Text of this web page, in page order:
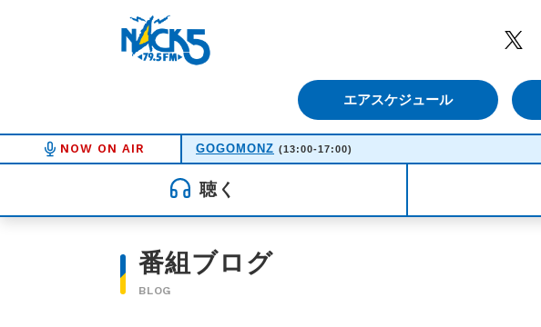
エアスケジュール
NOW ON AIR GOGOMONZ (13:00-17:00)
聴く
番組ブログ
BLOG